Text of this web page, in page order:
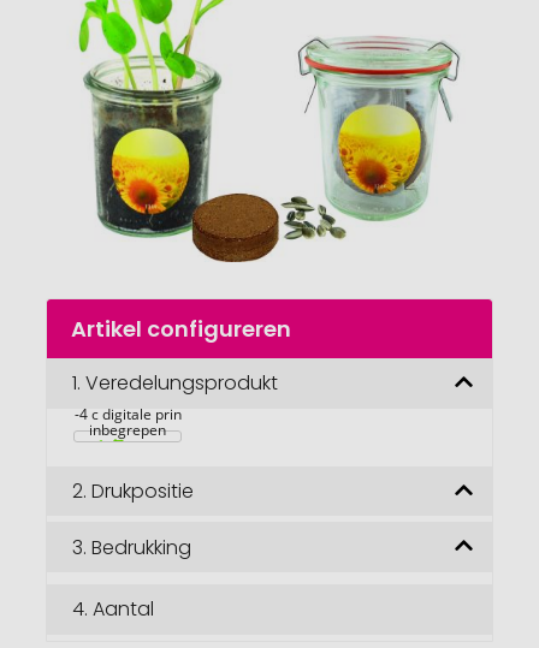
afbeeldingengalerij
Naar
begin
afbeeldingengalerij
Artikel configureren
1. Veredelungsprodukt
Zonnepotje,
dwergzonnebloem,
1-4 c digitale print
inbegrepen
2. Drukpositie
3. Bedrukking
4. Aantal